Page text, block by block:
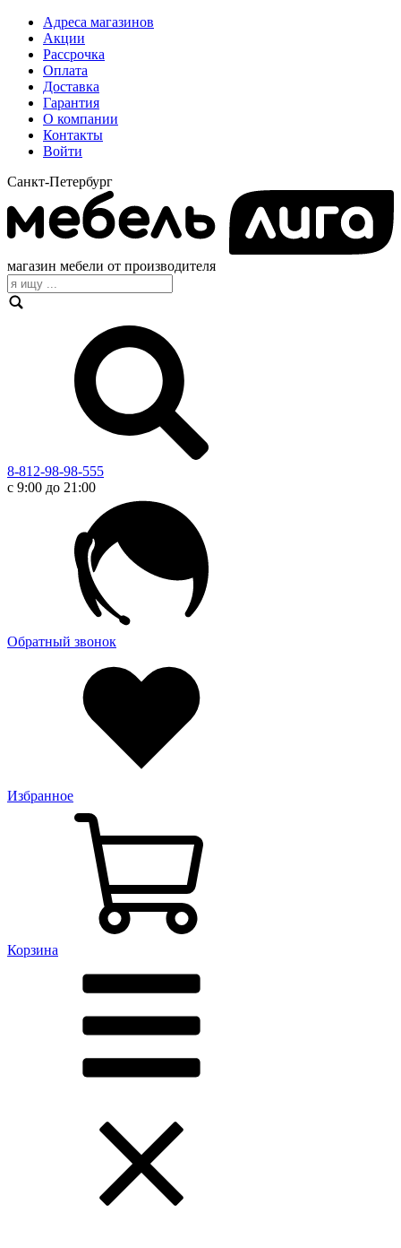
Адреса магазинов
Акции
Рассрочка
Оплата
Доставка
Гарантия
О компании
Контакты
Войти
Санкт-Петербург
магазин мебели от производителя
8-812-98-98-555
с 9:00 до 21:00
Обратный звонок
Избранное
Корзина